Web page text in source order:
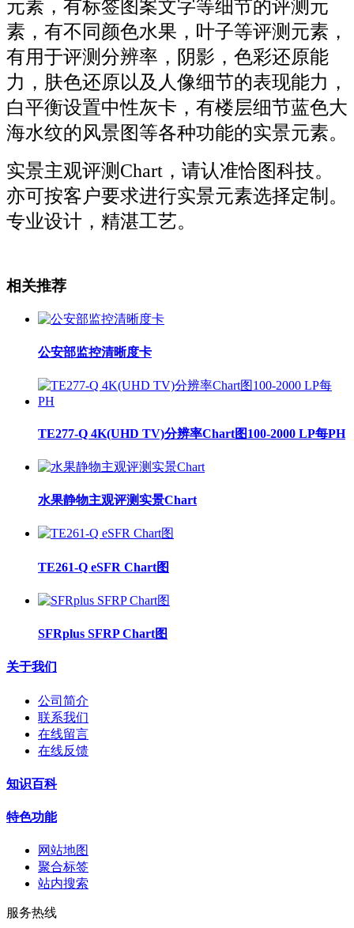
元素，有标签图案文字等细节的评测元
素，有不同颜色水果，叶子等评测元素，
有用于评测分辨率，阴影，色彩还原能
力，肤色还原以及人像细节的表现能力，
白平衡设置中性灰卡，有楼层细节蓝色大
海水纹的风景图等各种功能的实景元素。
实景主观评测Chart，请认准恰图科技。
亦可按客户要求进行实景元素选择定制。
专业设计，精湛工艺。
相关推荐
公安部监控清晰度卡
TE277-Q 4K(UHD TV)分辨率Chart图100-2000 LP每PH
水果静物主观评测实景Chart
TE261-Q eSFR Chart图
SFRplus SFRP Chart图
关于我们
公司简介
联系我们
在线留言
在线反馈
知识百科
特色功能
网站地图
聚合标签
站内搜索
服务热线